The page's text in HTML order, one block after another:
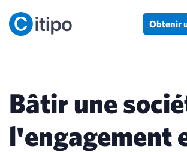
Obtenir
Bâtir une
l'engagement